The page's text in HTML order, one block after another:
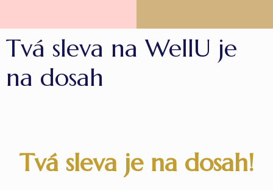
Tvá sleva na WellU je
na dosah
Tvá sleva je na dosah!